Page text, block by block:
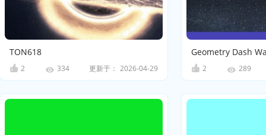
TON618
2 334 更新于： 2026-04-29 2 289